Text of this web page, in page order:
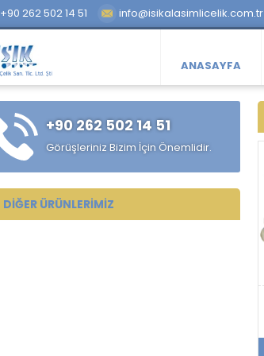
+90 262 502 14 51 info@isikalasimlicelik.com.tr
ANASAYFA
+90 262 502 14 51
Görüşleriniz Bizim İçin Önemlidir.
DIĞER ÜRÜNLERIMIZ